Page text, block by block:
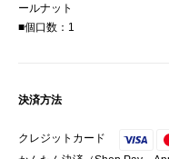
ールナット
■個口数：1
決済方法
クレジットカード